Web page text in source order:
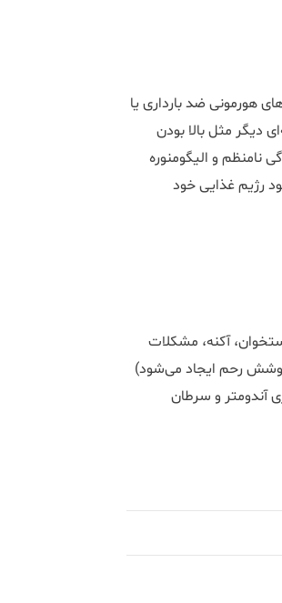
هورمونی ضد بارداری یا
دیگر مثل بالا بودن
نامنظم و الیگومنوره
رژیم غذایی خود
آکنه، مشکلات
پوشش رحم ایجاد می‌شود)
آندومتر و سرطان